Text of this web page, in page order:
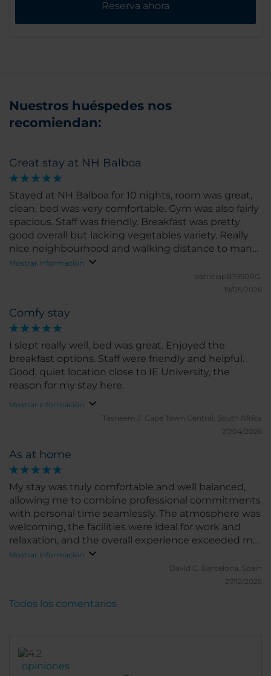
Reserva ahora
Nuestros huéspedes nos
recomiendan:
Great stay at NH Balboa
Stayed at NH Balboa for 10 nights, room was great,
clean, bed was very comfortable. Gym was also fairly
spacious. Staff was friendly. Breakfast was pretty
good overall but lacking vegetables variety. Really
nice neighbourhood and walking distance to many
restaurants/ shops. Would definitely recommend!
Mostrar información
patriciapB7990RG.
19/05/2026
Comfy stay
I slept really well, bed was great. Enjoyed the
breakfast options. Staff were friendly and helpful.
Good, quiet location close to IE University, the
reason for my stay here.
Mostrar información
Tasneem J. Cape Town Central, South Africa
27/04/2026
As at home
My stay was truly comfortable and well balanced,
allowing me to combine professional commitments
with personal time seamlessly. The atmosphere was
welcoming, the facilities were ideal for work and
relaxation, and the overall experience exceeded my
expectations. I would gladly return and highly
recommend it to both business and leisure
Mostrar información
David C.
Barcelona, Spain
27/12/2025
opiniones
Todos los comentarios